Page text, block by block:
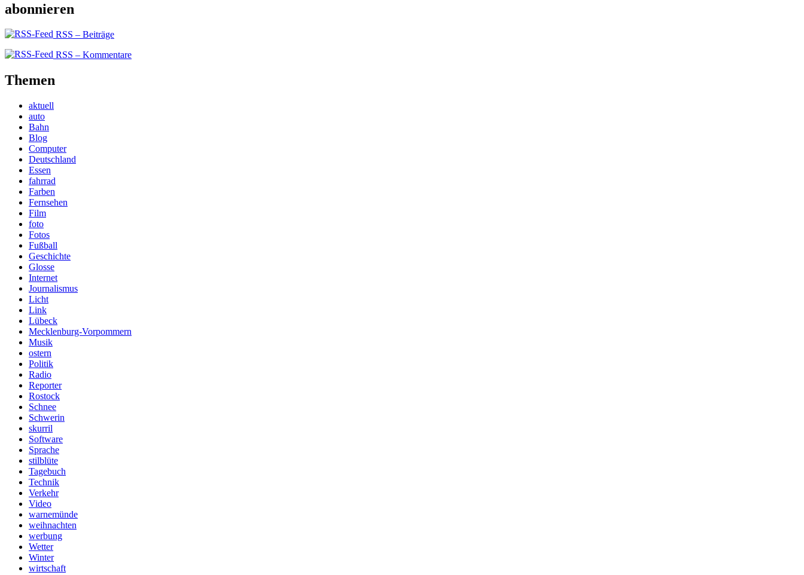
abonnieren
RSS – Beiträge
RSS – Kommentare
Themen
aktuell
auto
Bahn
Blog
Computer
Deutschland
Essen
fahrrad
Farben
Fernsehen
Film
foto
Fotos
Fußball
Geschichte
Glosse
Internet
Journalismus
Licht
Link
Lübeck
Mecklenburg-Vorpommern
Musik
ostern
Politik
Radio
Reporter
Rostock
Schnee
Schwerin
skurril
Software
Sprache
stilblüte
Tagebuch
Technik
Verkehr
Video
warnemünde
weihnachten
werbung
Wetter
Winter
wirtschaft